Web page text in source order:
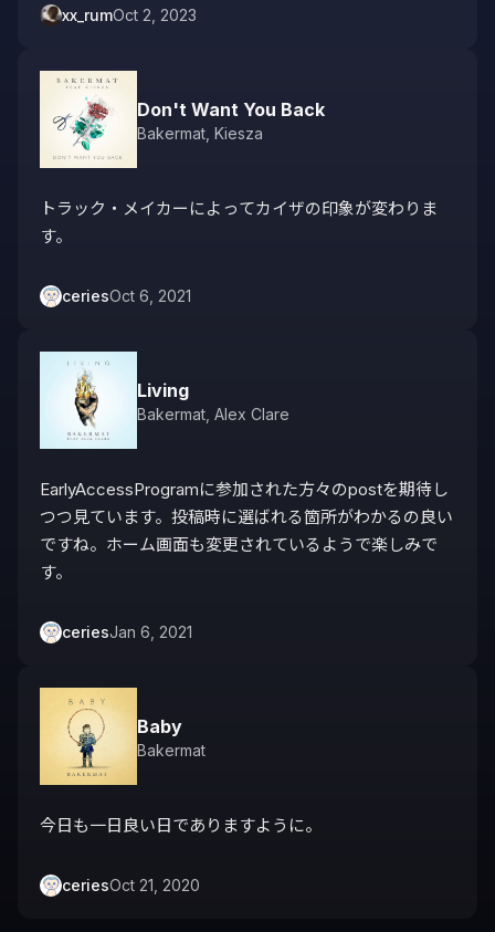
xx_rumOct 2, 2023
Don't Want You Back
Bakermat Kiesza
トラック・メイカーによってカイザの印象が変わりま
す。
ceriesOct 6, 2021
Living
Bakermat Alex Clare
EarlyAccessProgramに参加された方々のpostを期待し
つつ見ています。投稿時に選ばれる箇所がわかるの良い
ですね。ホーム画面も変更されているようで楽しみで
す。
ceriesJan 6, 2021
Baby
Bakermat
今日も一日良い日でありますように。
ceriesOct 21, 2020